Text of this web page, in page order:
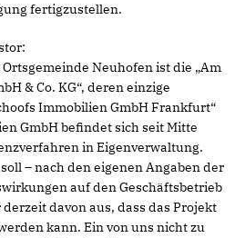
fertigzustellen.
Neuhofen ist die „Am
& Co. KG“, deren einzige
Immobilien GmbH Frankfurt“
GmbH befindet sich seit Mitte
in Eigenverwaltung.
– nach den eigenen Angaben der
auf den Geschäftsbetrieb
davon aus, dass das Projekt
kann. Ein von uns nicht zu